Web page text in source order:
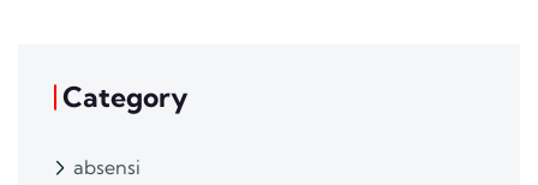
Category
absensi